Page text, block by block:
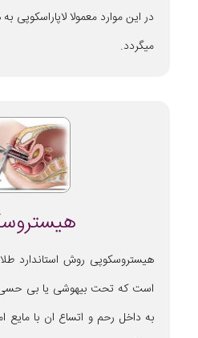
در این موارد معمولا لاپاراسکوپی
میگردد.
هیستروسکوپی روش استاندارد
است که تحت بیهوشی یا بی
به داخل رحم و اتساع ان با مایع